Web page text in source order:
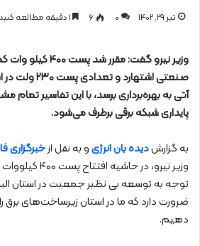
تیر ۲۹, ۱۴۰۲ 0 ۶
وزیر نیرو گفت:
صنعتی اشتهارد
آتی به بهره‌برداری برسد، با این تفاسیر
پایداری شبکه برقی برطرف می‌شود.
به گزارشدیده بان انرژیو به نقل ازخبرگزاری
وزیر نیرو، در
توجه به توسعه بی نظیر جمعیت در استان
ضرورت دارد که ما در استان زیرساخت‌های برق را
دهیم.